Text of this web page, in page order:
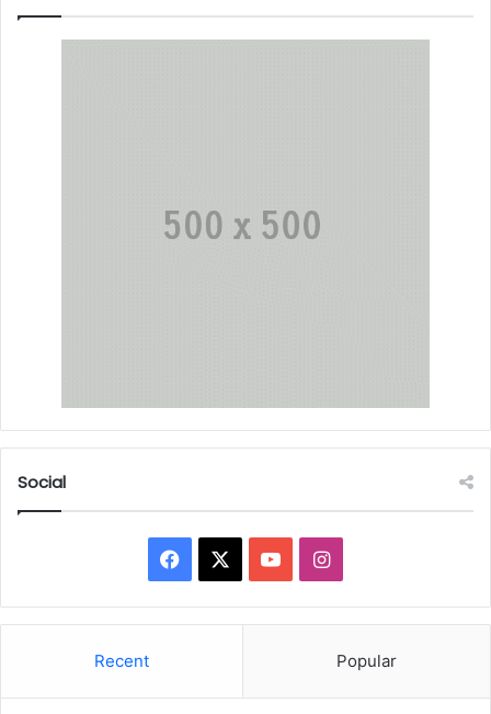
Social
Facebook YouTubeInstagram
Recent Popular